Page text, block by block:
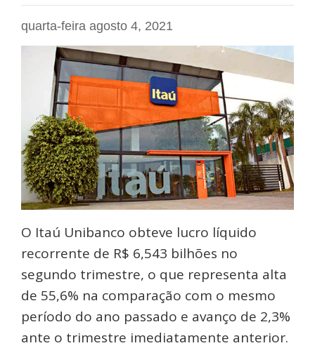
quarta-feira agosto 4, 2021
O Itaú Unibanco obteve lucro líquido
recorrente de R$ 6,543 bilhões no
segundo trimestre, o que representa alta
de 55,6% na comparação com o mesmo
período do ano passado e avanço de 2,3%
ante o trimestre imediatamente anterior.